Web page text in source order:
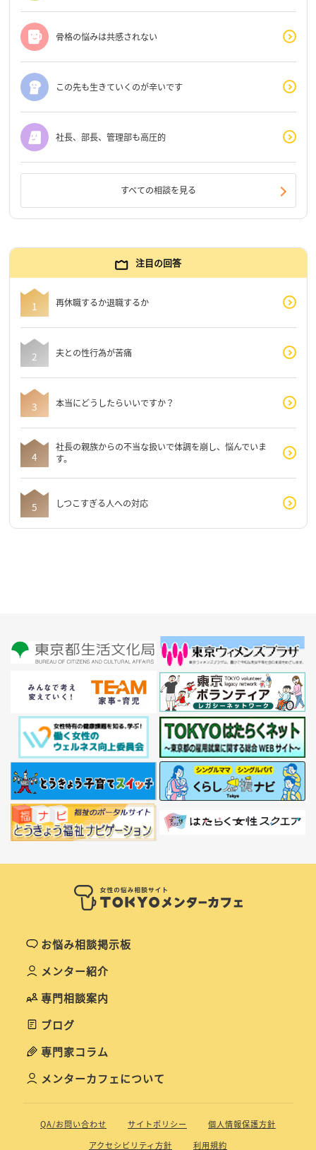
骨格の悩みは共感されない
この先も生きていくのが辛いです
社長、部長、管理部も高圧的
すべての相談を見る
注目の回答
再休職するか退職するか
夫との性行為が苦痛
本当にどうしたらいいですか？
社長の親族からの不当な扱いで体調を崩し、悩んでいま
す。
しつこすぎる人への対応
お悩み相談掲示板
メンター紹介
専門相談案内
ブログ
専門家コラム
メンターカフェについて
QA/お問い合わせ サイトポリシー
個人情報保護方針
アクセシビリティ方針
利用規約